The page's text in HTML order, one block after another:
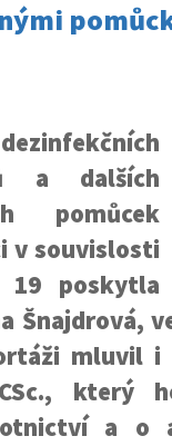
a dalších
pomůcek
v souvislosti
19 poskytla
Šnajdrová,
mluvil
CSc.,
a o